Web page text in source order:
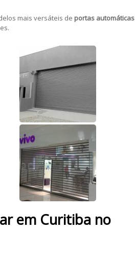
mais versáteis de portas automáticas
em Curitiba no